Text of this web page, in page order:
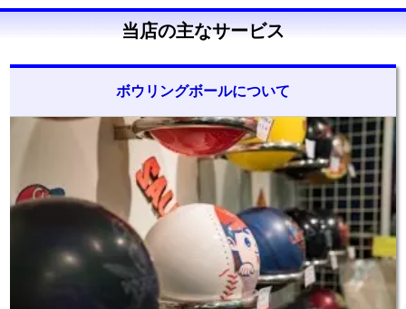
当店の主なサービス
ボウリングボールについて